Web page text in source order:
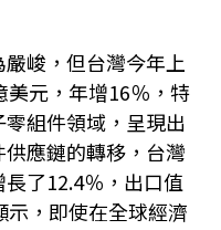
峻，但台灣今年上
元，年增16％，特
組件領域，呈現出
應鏈的轉移，台灣
了12.4％，出口值
，即使在全球經濟